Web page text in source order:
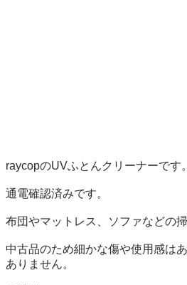
raycopのUVふとんクリーナーです。
通電確認済みです。
布団やマットレス、ソファなどの
中古品のため細かな傷や使用感は
ありません。